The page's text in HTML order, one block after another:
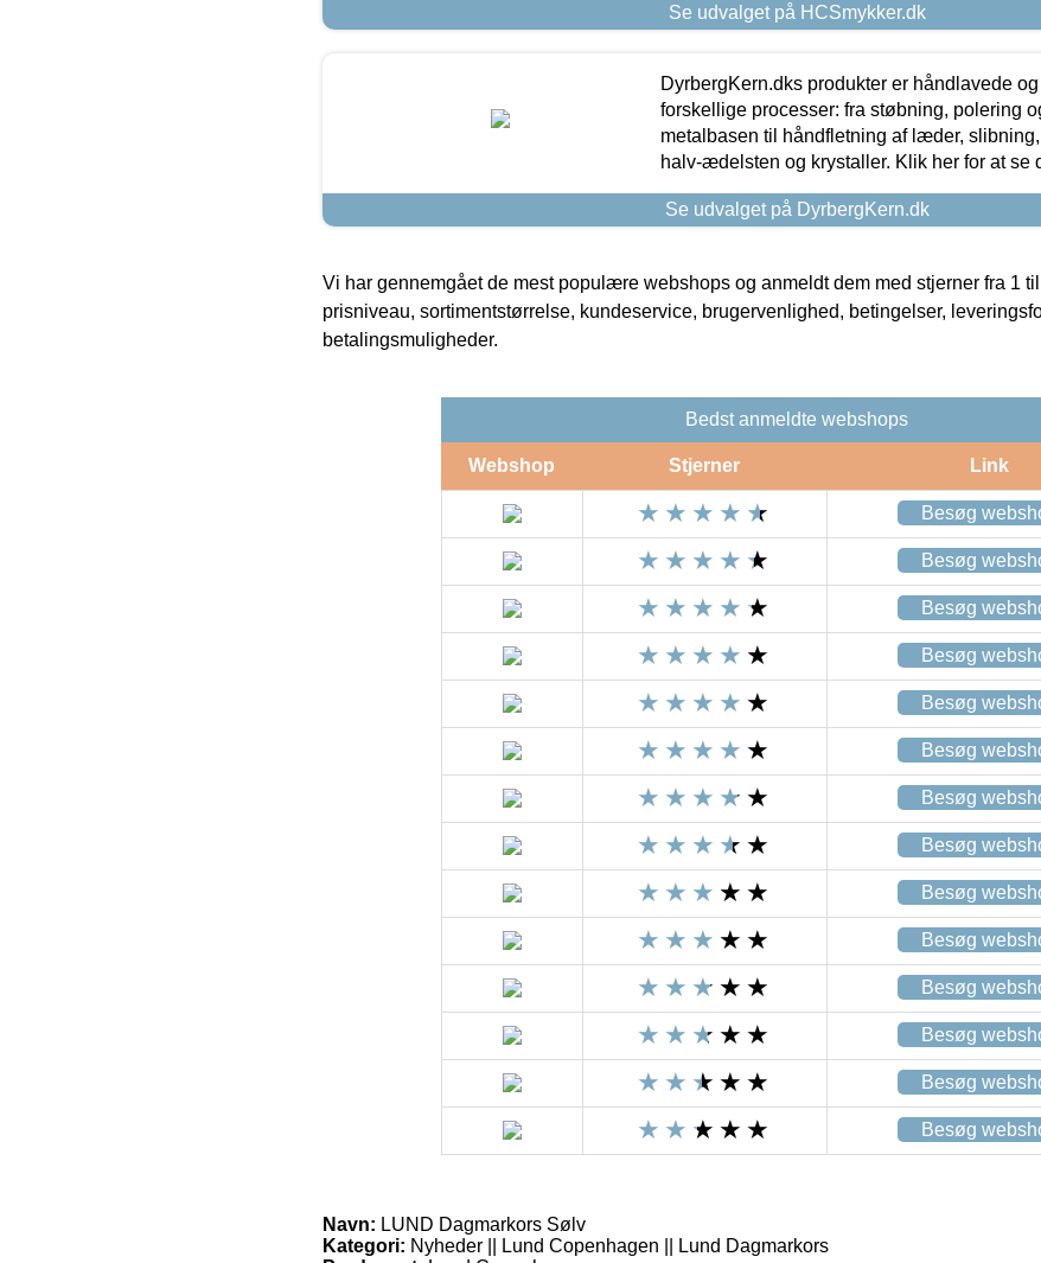
Se udvalget på HCSmykker.dk
DyrbergKern.dks produkter er håndlavede
forskellige processer: fra støbning, polering
metalbasen til håndfletning af læder,
halv-ædelsten og krystaller. Klik her for at se
Se udvalget på DyrbergKern.dk
Vi har gennemgået de mest populære webshops og anmeldt dem med stjerner fra 1
prisniveau, sortimentstørrelse, kundeservice, brugervenlighed, betingelser,
betalingsmuligheder.
Bedst anmeldte webshops
Webshop Stjerner Link
Besøg
Besøg
Besøg
Besøg
Besøg
Besøg
Besøg
Besøg
Besøg
Besøg
Besøg
Besøg
Besøg
Besøg
Navn: LUND Dagmarkors Sølv
Kategori: Nyheder || Lund Copenhagen || Lund Dagmarkors